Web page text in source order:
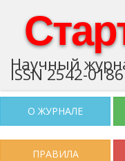
Научный
ISSN 2542-0186
О ЖУРНАЛЕ
ПРАВИЛА